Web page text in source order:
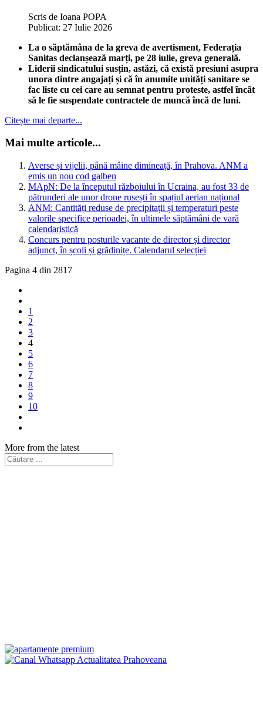
Scris de Ioana POPA
Publicat: 27 Iulie 2026
La o săptămâna de la greva de avertisment, Federația
Sanitas declanșează marți, pe 28 iulie, greva generală.
Liderii sindicatului susțin, astăzi, că există presiuni asupra
unora dintre angajați și că în anumite unități sanitare se
fac liste cu cei care au semnat pentru proteste, astfel încât
să le fie suspendate contractele de muncă încă de luni.
Citește mai departe...
Mai multe articole...
Averse și vijelii, până mâine dimineață, în Prahova. ANM a
emis un nou cod galben
MApN: De la începutul războiului în Ucraina, au fost 33 de
pătrunderi ale unor drone rusești în spațiul aerian național
ANM: Cantități reduse de precipitații și temperaturi peste
valorile specifice perioadei, în ultimele săptămâni de vară
calendaristică
Concurs pentru posturile vacante de director și director
adjunct, în școli și grădinițe. Calendarul selecției
Pagina 4 din 2817
1
2
3
4
5
6
7
8
9
10
More from the latest